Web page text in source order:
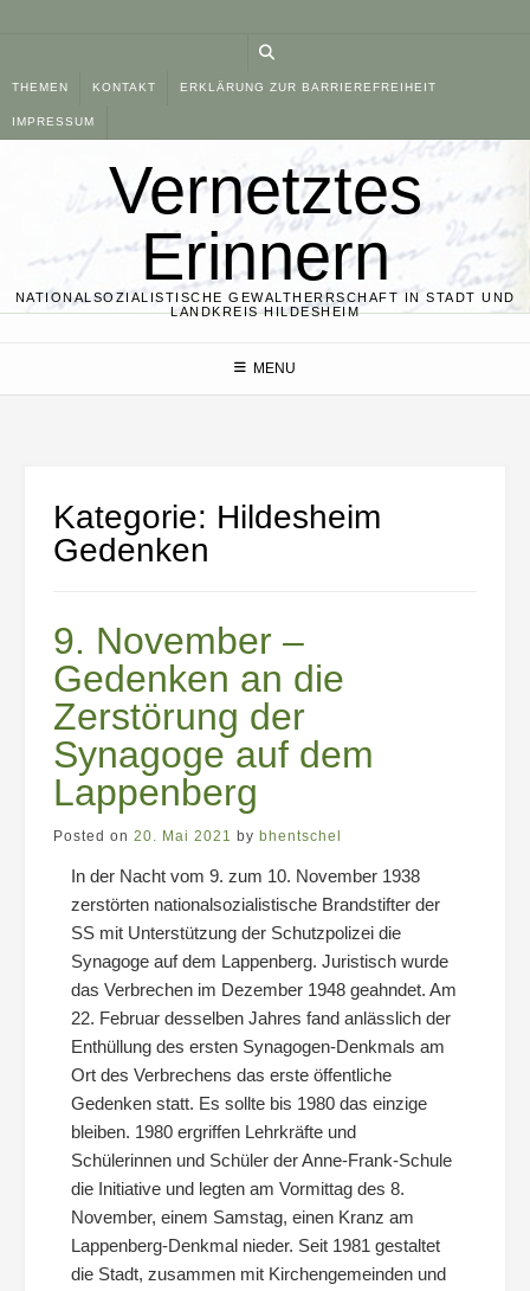
THEMEN KONTAKT ERKLÄRUNG ZUR BARRIEREFREIHEIT
IMPRESSUM
Vernetztes
Erinnern
NATIONALSOZIALISTISCHE GEWALTHERRSCHAFT IN STADT UND
LANDKREIS HILDESHEIM
MENU
Kategorie: Hildesheim
Gedenken
9. November –
Gedenken an die
Zerstörung der
Synagoge auf dem
Lappenberg
Posted on 20. Mai 2021 by bhentschel
In der Nacht vom 9. zum 10. November 1938
zerstörten nationalsozialistische Brandstifter der
SS mit Unterstützung der Schutzpolizei die
Synagoge auf dem Lappenberg. Juristisch wurde
das Verbrechen im Dezember 1948 geahndet. Am
22. Februar desselben Jahres fand anlässlich der
Enthüllung des ersten Synagogen-Denkmals am
Ort des Verbrechens das erste öffentliche
Gedenken statt. Es sollte bis 1980 das einzige
bleiben. 1980 ergriffen Lehrkräfte und
Schülerinnen und Schüler der Anne-Frank-Schule
die Initiative und legten am Vormittag des 8.
November, einem Samstag, einen Kranz am
Lappenberg-Denkmal nieder. Seit 1981 gestaltet
die Stadt, zusammen mit Kirchengemeinden und